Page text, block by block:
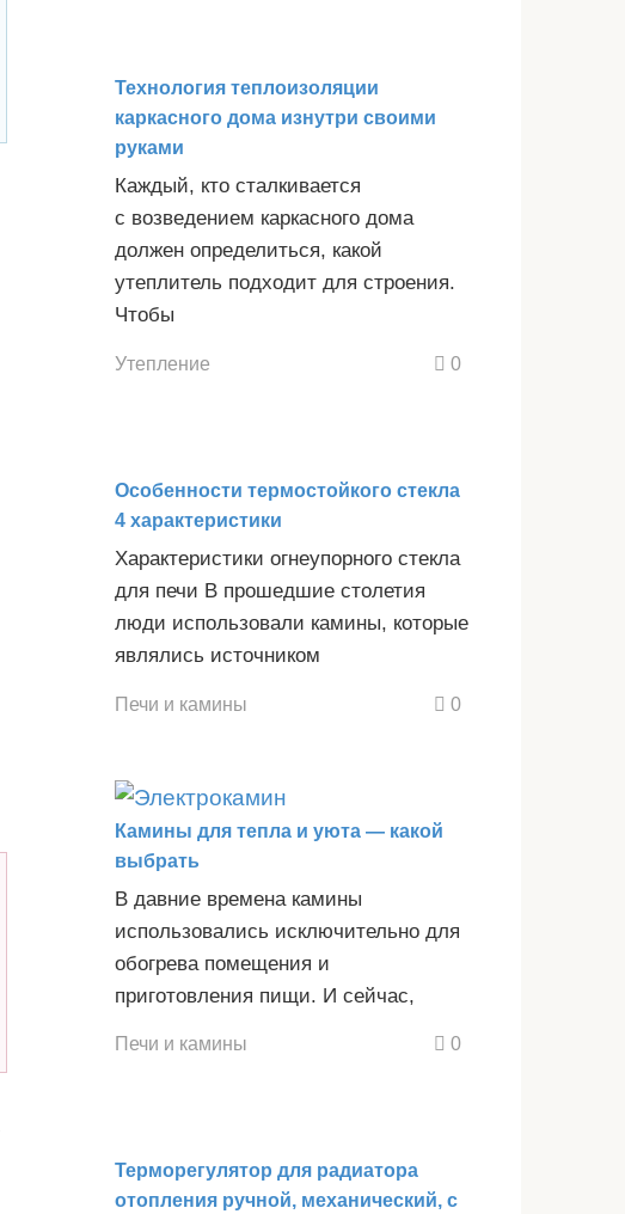
Технология теплоизоляции
каркасного дома изнутри своими
руками
Каждый, кто сталкивается
с возведением каркасного дома
должен определиться, какой
утеплитель подходит для строения.
Чтобы
Утепление 0
Особенности термостойкого стекла
4 характеристики
Характеристики огнеупорного стекла
для печи В прошедшие столетия
люди использовали камины, которые
являлись источником
Печи и камины 0
Камины для тепла и уюта — какой
выбрать
В давние времена камины
использовались исключительно для
обогрева помещения и
приготовления пищи. И сейчас,
Печи и камины 0
Терморегулятор для радиатора
отопления ручной, механический, с